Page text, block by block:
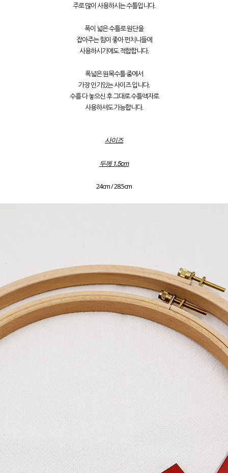
주로 많이 사용하시는 수틀입니다.
폭이 넓은 수틀로 원단을
잡아주는 힘이 좋아 펀치니들에
사용하시기에도 적합합니다.
폭넓은 원목수틀 중에서
가장 인기있는 사이즈 입니다.
수를 다 놓으신 후 그대로 수틀액자로
사용하셔도 가능합니다.
사이즈
두께 1.5cm
24cm / 28.5cm